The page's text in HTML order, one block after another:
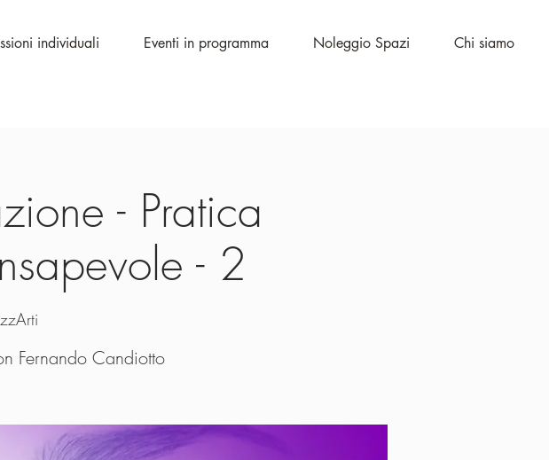
individuali Eventi in programma Noleggio Spazi Chi siamo
- Pratica
- 2
Fernando Candiotto